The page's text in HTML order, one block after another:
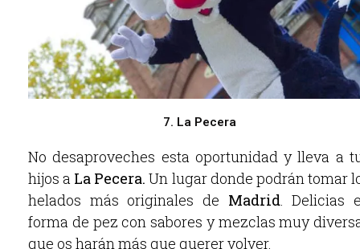
7. La Pecera
No desaproveches esta oportunidad y lleva a
hijos a La Pecera. Un lugar donde podrán tomar
helados más originales de Madrid. Delicias
forma de pez con sabores y mezclas muy
que os harán más que querer volver.